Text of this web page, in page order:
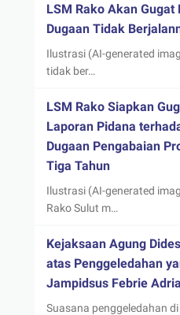
LSM Rako Akan Gugat
Dugaan Tidak
Ilustrasi (AI-generated
tidak ber…
LSM Rako Siapkan
Laporan Pidana
Dugaan Pengabaian
Tiga Tahun
Ilustrasi (AI-generated
Rako Sulut m…
Kejaksaan Agung
atas Penggeledahan
Jampidsus Febrie
Suasana penggeledahan